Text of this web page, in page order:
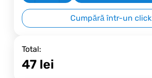
Cumpără într-un click
Total:
47 lei